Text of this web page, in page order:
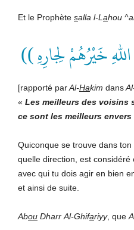
Et le Prophète salla l-L ahou
خَيْرُهُمْ لِجارِهِ ))
[rapporté parAl-Hakim dans
« Les meilleurs des voisins
ce sont les meilleurs
Quiconque se trouve dans ton
quelle direction, est
avec qui tu dois agir en bien
et ainsi de suite.
Abou Dharr Al-Ghifariyy, que